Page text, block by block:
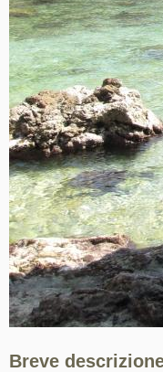
Breve